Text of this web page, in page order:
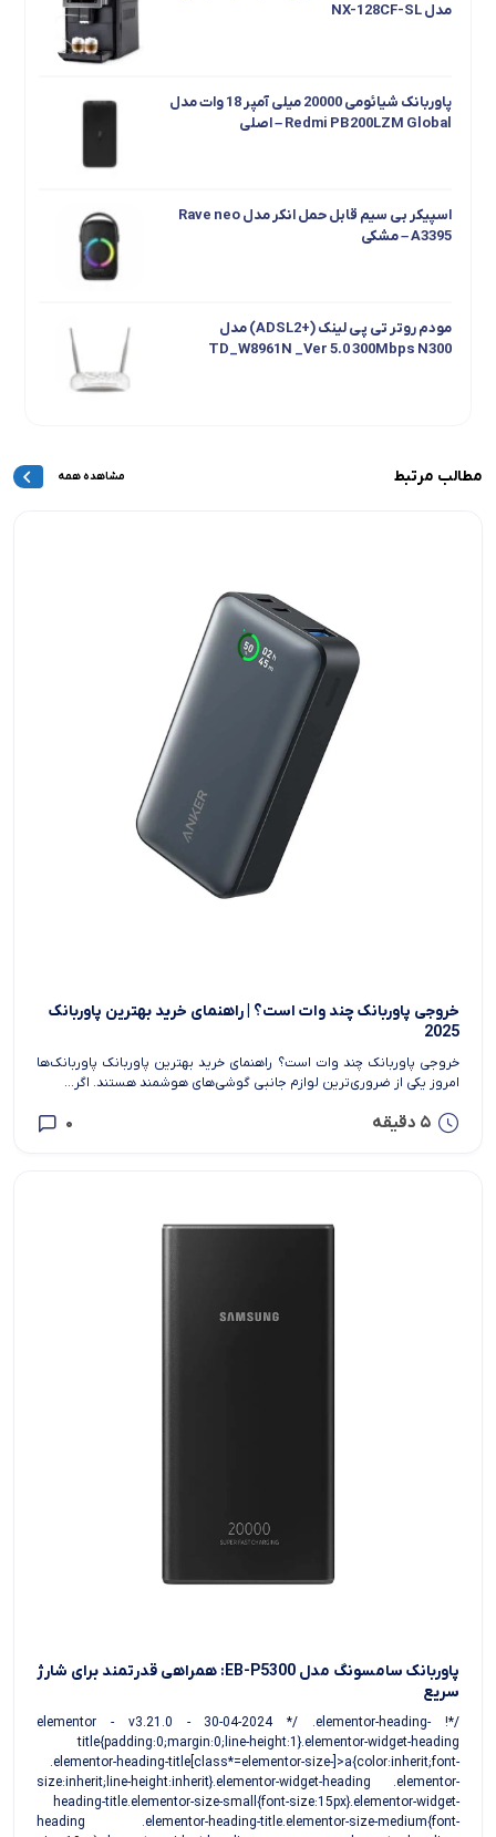
مدل NX-128CF-SL
پاوربانک شیائومی 20000 میلی آمپر 18 وات مدل
Redmi PB200LZM Global – اصلی
اسپیکر بی سیم قابل حمل انکر مدل Rave neo
A3395 – مشکی
مودم روتر تی پی لینک (+ADSL2) مدل
TD_W8961N _Ver 5.0 300Mbps N300
مطالب مرتبط مشاهده همه
خروجی پاوربانک چند وات است؟ | راهنمای خرید بهترین پاوربانک
2025
خروجی پاوربانک چند وات است؟ راهنمای خرید بهترین پاوربانک پاوربانک‌ها
امروز یکی از ضروری‌ترین لوازم جانبی گوشی‌های هوشمند هستند. اگر...
5 دقیقه 0
پاوربانک سامسونگ مدل EB-P5300: همراهی قدرتمند برای شارژ
سریع
/*! elementor - v3.21.0 - 30-04-2024 */ .elementor-heading-
title{padding:0;margin:0;line-height:1}.elementor-widget-heading
.elementor-heading-title[class*=elementor-size-]>a{color:inherit;font-
size:inherit;line-height:inherit}.elementor-widget-heading .elementor-
heading-title.elementor-size-small{font-size:15px}.elementor-widget-
heading .elementor-heading-title.elementor-size-medium{font-